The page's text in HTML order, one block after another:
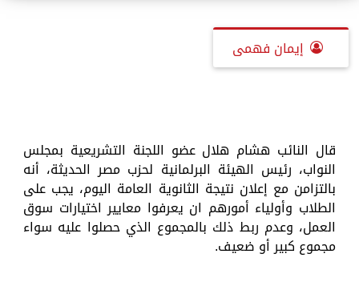
إيمان فهمى
قال النائب هشام هلال عضو اللجنة التشريعية بمجلس
النواب، رئيس الهيئة البرلمانية لحزب مصر الحديثة، أنه
بالتزامن مع إعلان نتيجة الثانوية العامة اليوم، يجب على
الطلاب وأولياء أمورهم ان يعرفوا معايير اختيارات سوق
العمل، وعدم ربط ذلك بالمجموع الذي حصلوا عليه سواء
مجموع كبير أو ضعيف.